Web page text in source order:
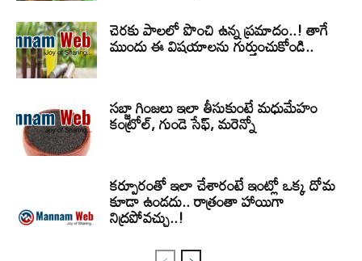
చెరకు పాలలో పొంచి ఉన్న ప్రమాదం..! తాగే
ముందు ఈ విషయాలను గుర్తుంచుకోండి..
సబ్జా గింజలు ఇలా తీసుకుంటే మధుమేహం
కంట్రోల్, గుండె సేఫ్, మరెన్నో
కర్పూరంతో ఇలా చేశారంటే ఇంట్లో ఒక్క దోమ
కూడా ఉండదు.. రాత్రంతా హాయిగా
నిద్రపోవచ్చు..!